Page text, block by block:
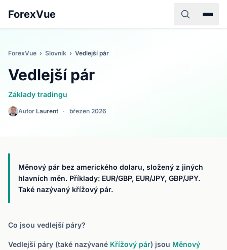
ForexVue
ForexVue › Slovník › Vedlejší pár
Vedlejší pár
Základy tradingu
Autor Laurent · březen 2026
Měnový pár bez amerického dolaru, složený z jiných
hlavních měn. Příklady: EUR/GBP, EUR/JPY, GBP/JPY.
Také nazývaný křížový pár.
Co jsou vedlejší páry?
Vedlejší páry (také nazývané Křížový pár) jsou Měnový